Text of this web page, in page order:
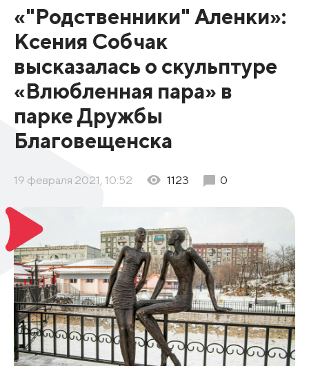
«"Родственники" Аленки»:
Ксения Собчак
высказалась о скульптуре
«Влюбленная пара» в
парке Дружбы
Благовещенска
19 февраля 2021, 10:52 1123 0